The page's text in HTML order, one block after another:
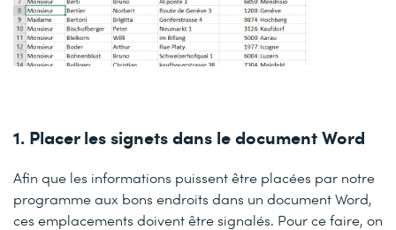
1. Placer les signets dans le document Word
Afin que les informations puissent être placées par notre
programme aux bons endroits dans un document Word,
ces emplacements doivent être signalés. Pour ce faire, on